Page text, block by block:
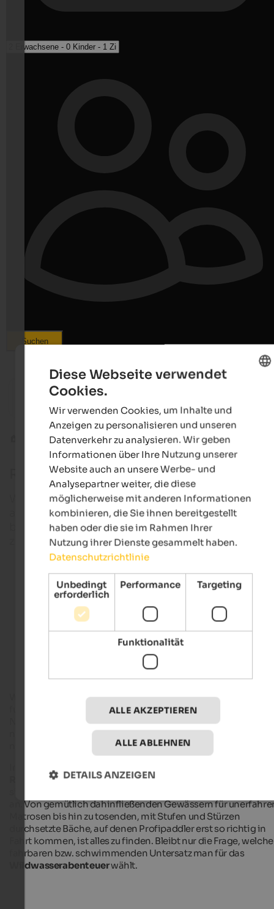
Suchen
ab 163 €
VIKTORIA ALPINE HIDEAWAY
Wellnesshotel | Hafling bei Meran
Andere Sportarten Rafting & Kajak
Rafting, Kajak & Co.
Wer Abenteuer liebt und Wasser nicht scheut: Für
actionreiche Rafting-Touren, Kajak- und
bieten die großen und kleinen Flüsse in Südtirol
zahlreiche Möglichkeiten.
Hotels in Südtirol
Ferienwohnungen in Südtirol
Wildwasser bedeutet nicht zwangsläufig entfesselte und
furchteinflößende Naturgewalt. Spaß, Spannung und
Nervenkitzel für die ganzeFamiliekommen aber dennoch
nicht zu kurz. Und das
wildromantische Naturerlebnis
In den letzten Jahren haben sich auch in Südtirol zahlreiche
Rafting-Clubs und Kajakschulen
an. Von gemütlich dahinfließenden Gewässern für
Matrosen bis hin zu tosenden, mit Stufen und Stürzen
durchsetzte Bäche, auf denen Profipaddler erst so richtig in
Fahrt kommen, ist alles zu finden. Bleibt nur die Frage,
fahrbaren bzw. schwimmenden Untersatz man für das
Wildwasserabenteuerwählt.
GERMAN
Diese Webseite verwendet
Cookies.
Wir verwenden Cookies, um Inhalte und
Anzeigen zu personalisieren und unseren
Datenverkehr zu analysieren. Wir geben
Informationen über Ihre Nutzung unserer
Website auch an unsere Werbe- und
Analysepartner weiter, die diese
möglicherweise mit anderen Informationen
kombinieren, die Sie ihnen bereitgestellt
haben oder die sie im Rahmen Ihrer
Nutzung ihrer Dienste gesammelt haben.
Datenschutzrichtlinie
Unbedingt
erforderlich
Performance Targeting
Funktionalität
ALLE AKZEPTIEREN
ALLE ABLEHNEN
DETAILS ANZEIGEN